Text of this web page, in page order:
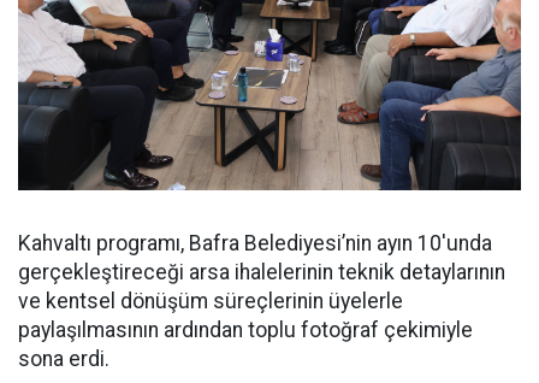
Kahvaltı programı, Bafra Belediyesi’nin ayın 10'unda
gerçekleştireceği arsa ihalelerinin teknik detaylarının
ve kentsel dönüşüm süreçlerinin üyelerle
paylaşılmasının ardından toplu fotoğraf çekimiyle
sona erdi.